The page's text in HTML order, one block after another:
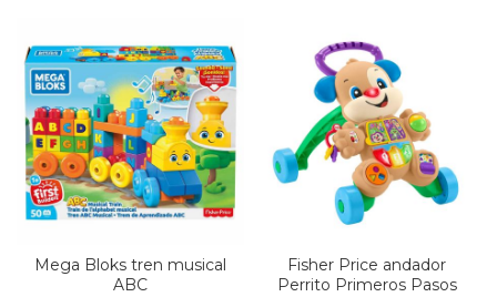
Mega Bloks tren musical
ABC
Fisher Price andador
Perrito Primeros Pasos